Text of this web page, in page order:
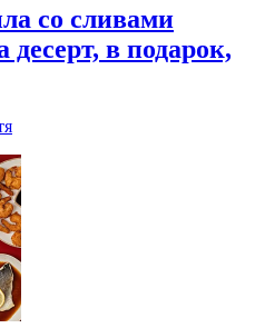
со сливами
в подарок,